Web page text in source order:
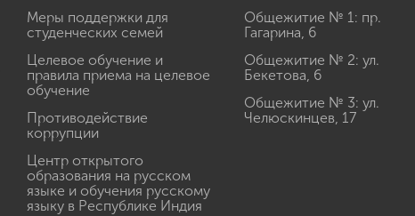
Меры поддержки для
студенческих семей
Целевое обучение и
правила приема на целевое
обучение
Противодействие
коррупции
Центр открытого
образования на русском
языке и обучения русскому
языку в Республике Индия
Общежитие № 1: пр.
Гагарина, 6
Общежитие № 2: ул.
Бекетова, 6
Общежитие № 3: ул.
Челюскинцев, 17